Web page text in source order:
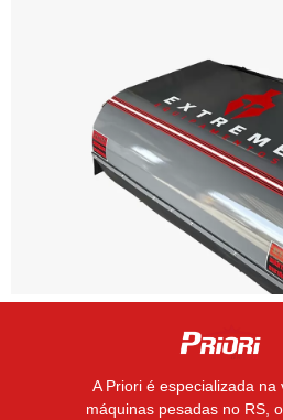
A Priori é especializada na
máquinas pesadas no RS,